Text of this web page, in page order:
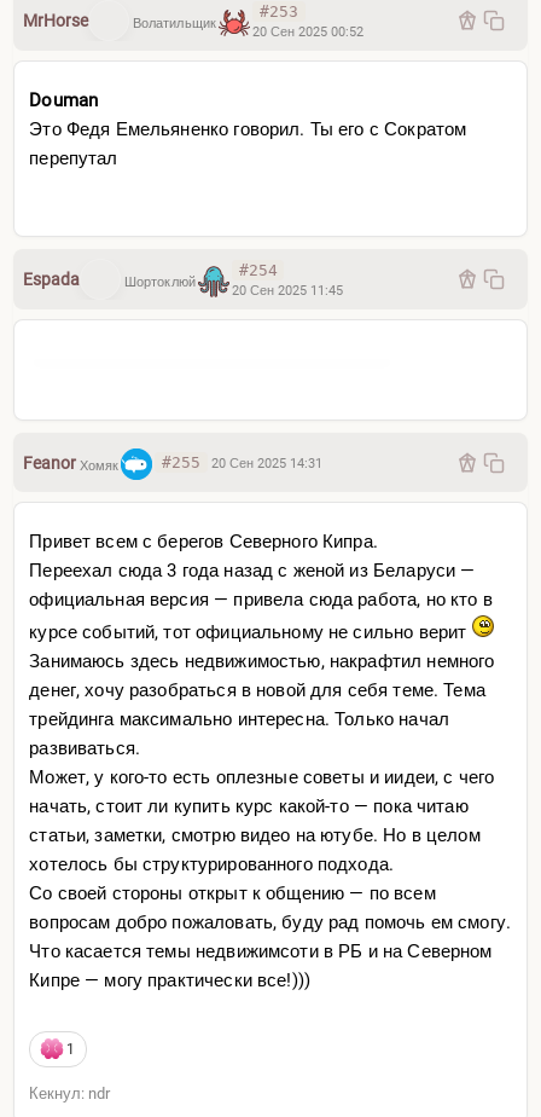
MrHorse Волатильщик
#253
20 Сен 2025 00:52
Douman
Это Федя Емельяненко говорил. Ты его с Сократом
перепутал
Espada Шортоклюй
#254
20 Сен 2025 11:45
FeanorХомяк #255 20 Сен 2025 14:31
Привет всем с берегов Северного Кипра.
Переехал сюда 3 года назад с женой из Беларуси —
официальная версия — привела сюда работа, но кто в
курсе событий, тот официальному не сильно верит
Занимаюсь здесь недвижимостью, накрафтил немного
денег, хочу разобраться в новой для себя теме. Тема
трейдинга максимально интересна. Только начал
развиваться.
Может, у кого-то есть оплезные советы и иидеи, с чего
начать, стоит ли купить курс какой-то — пока читаю
статьи, заметки, смотрю видео на ютубе. Но в целом
хотелось бы структурированного подхода.
Со своей стороны открыт к общению — по всем
вопросам добро пожаловать, буду рад помочь ем смогу.
Что касается темы недвижимсоти в РБ и на Северном
Кипре — могу практически все!)))
1
Кекнул: ndr